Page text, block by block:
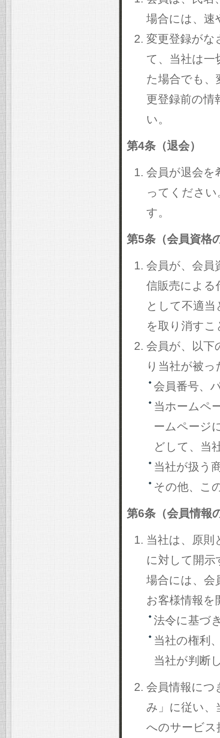
場合には、速
変更登録がな
て、当社は一
た場合でも、
更登録前の情
い。
第4条（退会）
会員が退会を
ってくださ
す。
第5条（会員資格
会員が、会員
信販売による
として不適
を取り消す
会員が、以下
り当社が被
会員番号、
当ホームペ
ームページ
どして、当
当社が扱う
その他、こ
第6条（会員情報
当社は、原則
に対して開
場合には、会
お客様情報
法令に基づ
当社の権利
当社が判断
会員情報につ
み」に従い、
へのサービス